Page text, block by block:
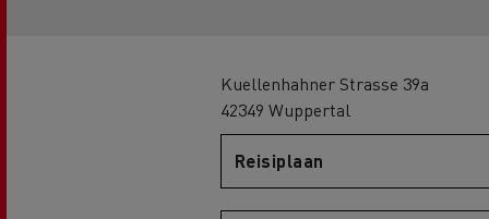
Renault Trucks D
Kuellenhahner Strasse 39a
42349 Wuppertal
Reisiplaan